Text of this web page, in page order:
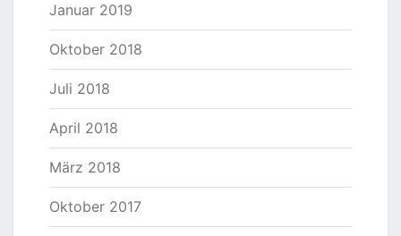
Januar 2019
Oktober 2018
Juli 2018
April 2018
März 2018
Oktober 2017